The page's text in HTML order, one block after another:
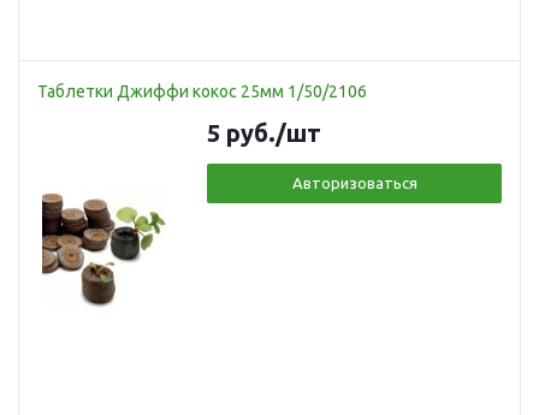
Таблетки Джиффи кокос 25мм 1/50/2106
5 руб./шт
Авторизоваться